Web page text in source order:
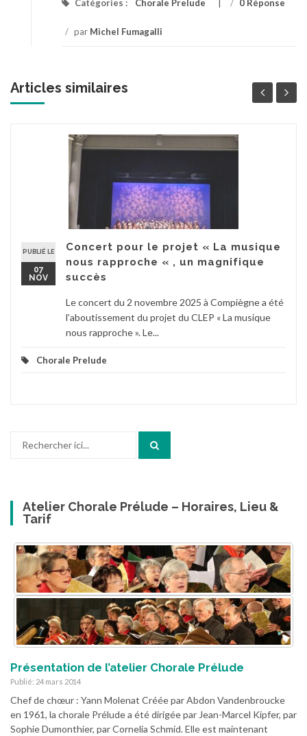
Catégories : Chorale Prelude / 0 Réponse
/ par Michel Fumagalli
Articles similaires
PUBLIÉ LE
07
NOV
Concert pour le projet « La musique
nous rapproche « , un magnifique
succès
Le concert du 2 novembre 2025 à Compiègne a été
l’aboutissement du projet du CLEP « La musique
nous rapproche ». Le...
Chorale Prelude
Atelier Chorale Prélude – Horaires, Lieu &
Tarif
Présentation de l’atelier Chorale Prélude
Publié: 24 mars 2014
Chef de chœur : Yann Molenat Créée par Abdon Vandenbroucke
en 1961, la chorale Prélude a été dirigée par Jean-Marcel Kipfer, par
Sophie Dumonthier, par Cornelia Schmid. Elle est maintenant